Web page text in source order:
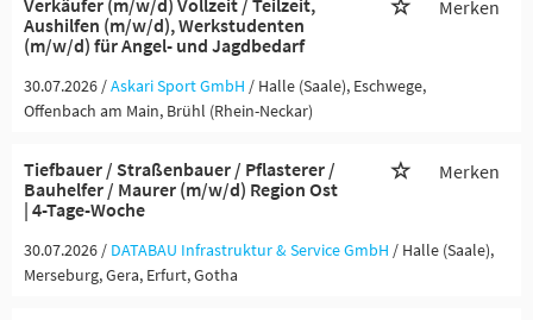
Verkäufer (m/w/d) Vollzeit / Teilzeit,
Aushilfen (m/w/d), Werkstudenten
(m/w/d) für Angel- und Jagdbedarf
Merken
30.07.2026 /Askari Sport GmbH / Halle (Saale), Eschwege,
Offenbach am Main, Brühl (Rhein-Neckar)
Tiefbauer / Straßenbauer / Pflasterer /
Bauhelfer / Maurer (m/w/d) Region Ost
| 4-Tage-Woche
Merken
30.07.2026 / DATABAU Infrastruktur & Service GmbH / Halle (Saale),
Merseburg, Gera, Erfurt, Gotha